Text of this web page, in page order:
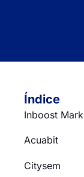
Índice
Inboost
Acuabit
Citysem